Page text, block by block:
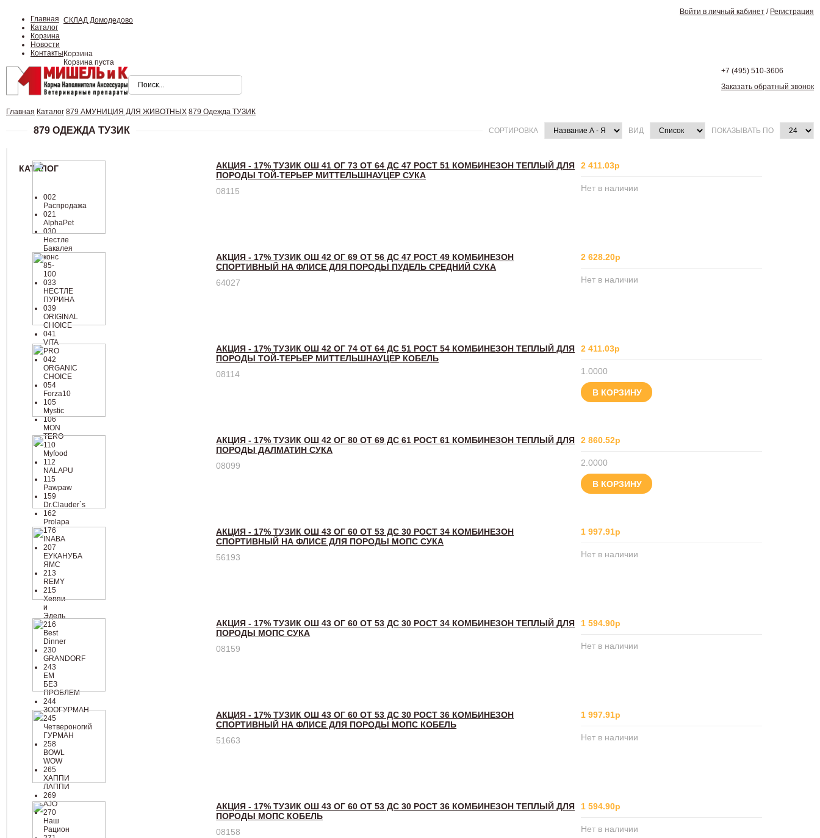
Главная
Каталог
Корзина
Новости
Контакты
Войти в личный кабинет / Регистрация
СКЛАД Домодедово
Корзина
Корзина пуста
+7 (495) 510-3606
Заказать обратный звонок
Главная Каталог 879 АМУНИЦИЯ ДЛЯ ЖИВОТНЫХ 879 Одежда ТУЗИК
879 ОДЕЖДА ТУЗИК СОРТИРОВКА ВИД ПОКАЗЫВАТЬ ПО
КАТАЛОГ
002
Распродажа
021
AlphaPet
030
Нестле
Бакалея
конc
85-
100
033
НЕСТЛЕ
ПУРИНА
039
ORIGINAL
CHOICE
041
VITA
PRO
042
ORGANIC
CHOICE
054
Forza10
105
Mystic
106
MON
TERO
110
Myfood
112
NALAPU
115
Pawpaw
159
Dr.Clauder`s
162
Prolapa
176
INABA
207
ЕУКАНУБА
ЯМС
213
REMY
215
Хеппи
и
Эдель
216
Best
Dinner
230
GRANDORF
243
ЕМ
БЕЗ
ПРОБЛЕМ
244
ЗООГУРМАН
245
Четвероногий
ГУРМАН
258
BOWL
WOW
265
ХАППИ
ЛАППИ
269
AJO
270
Наш
Рацион
АКЦИЯ - 17% ТУЗИК ОШ 41 ОГ 73 ОТ 64 ДС 47 РОСТ 51 КОМБИНЕЗОН ТЕПЛЫЙ ДЛЯ
ПОРОДЫ ТОЙ-ТЕРЬЕР МИТТЕЛЬШНАУЦЕР СУКА
08115
2 411.03р
Нет в наличии
АКЦИЯ - 17% ТУЗИК ОШ 42 ОГ 69 ОТ 56 ДС 47 РОСТ 49 КОМБИНЕЗОН
СПОРТИВНЫЙ НА ФЛИСЕ ДЛЯ ПОРОДЫ ПУДЕЛЬ СРЕДНИЙ СУКА
64027
2 628.20р
Нет в наличии
АКЦИЯ - 17% ТУЗИК ОШ 42 ОГ 74 ОТ 64 ДС 51 РОСТ 54 КОМБИНЕЗОН ТЕПЛЫЙ ДЛЯ
ПОРОДЫ ТОЙ-ТЕРЬЕР МИТТЕЛЬШНАУЦЕР КОБЕЛЬ
08114
2 411.03р
1.0000
В КОРЗИНУ
АКЦИЯ - 17% ТУЗИК ОШ 42 ОГ 80 ОТ 69 ДС 61 РОСТ 61 КОМБИНЕЗОН ТЕПЛЫЙ ДЛЯ
ПОРОДЫ ДАЛМАТИН СУКА
08099
2 860.52р
2.0000
В КОРЗИНУ
АКЦИЯ - 17% ТУЗИК ОШ 43 ОГ 60 ОТ 53 ДС 30 РОСТ 34 КОМБИНЕЗОН
СПОРТИВНЫЙ НА ФЛИСЕ ДЛЯ ПОРОДЫ МОПС СУКА
56193
1 997.91р
Нет в наличии
АКЦИЯ - 17% ТУЗИК ОШ 43 ОГ 60 ОТ 53 ДС 30 РОСТ 34 КОМБИНЕЗОН ТЕПЛЫЙ ДЛЯ
ПОРОДЫ МОПС СУКА
08159
1 594.90р
Нет в наличии
АКЦИЯ - 17% ТУЗИК ОШ 43 ОГ 60 ОТ 53 ДС 30 РОСТ 36 КОМБИНЕЗОН
СПОРТИВНЫЙ НА ФЛИСЕ ДЛЯ ПОРОДЫ МОПС КОБЕЛЬ
51663
1 997.91р
Нет в наличии
АКЦИЯ - 17% ТУЗИК ОШ 43 ОГ 60 ОТ 53 ДС 30 РОСТ 36 КОМБИНЕЗОН ТЕПЛЫЙ ДЛЯ
ПОРОДЫ МОПС КОБЕЛЬ
08158
1 594.90р
Нет в наличии